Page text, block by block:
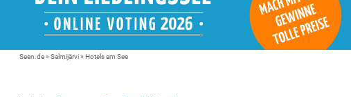
Seen.de» Salmijärvi» Hotels am See